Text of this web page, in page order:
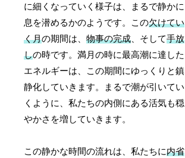
に細くなっていく様子は、まるで静かに
息を潜めるかのようです。この欠けてい
く月の期間は、物事の完成、そして手放
しの時です。満月の時に最高潮に達した
エネルギーは、この期間にゆっくりと鎮
静化していきます。まるで潮が引いてい
くように、私たちの内側にある活気も穏
やかさを増していきます。
この静かな時間の流れは、私たちに内省